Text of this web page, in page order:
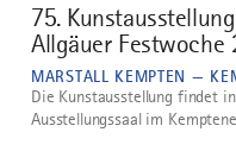
2
75.
Allgäuer Festwoche
MARSTALL KEMPTEN —
Die Kunstausstellung findet
Ausstellungssaal im